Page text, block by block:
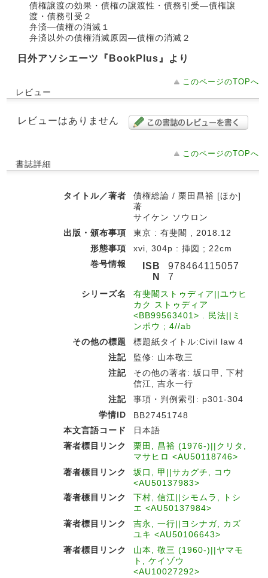
債権譲渡の効果・債権の譲渡性・債務引受―債権譲
渡・債務引受２
弁済―債権の消滅１
弁済以外の債権消滅原因―債権の消滅２
日外アソシエーツ『BookPlus』より
このページのTOPへ
レビュー
レビューはありません
このページのTOPへ
書誌詳細
タイトル／著者
債権総論 / 栗田昌裕 [ほか]
著
サイケン ソウロン
出版・頒布事項
東京 : 有斐閣 , 2018.12
形態事項
xvi, 304p : 挿図 ; 22cm
巻号情報
ISB
N
978464115057
7
シリーズ名
有斐閣ストゥディア||ユウヒ
カク ストゥディア
<BB99563401> . 民法||ミ
ンポウ ; 4//ab
その他の標題
標題紙タイトル:Civil law 4
注記
監修: 山本敬三
注記
その他の著者: 坂口甲, 下村
信江, 吉永一行
注記
事項・判例索引: p301-304
学情ID
BB27451748
本文言語コード
日本語
著者標目リンク
栗田, 昌裕 (1976-)||クリタ,
マサヒロ <AU50118746>
著者標目リンク
坂口, 甲||サカグチ, コウ
<AU50137983>
著者標目リンク
下村, 信江||シモムラ, トシ
エ <AU50137984>
著者標目リンク
吉永, 一行||ヨシナガ, カズ
ユキ <AU50106643>
著者標目リンク
山本, 敬三 (1960-)||ヤマモ
ト, ケイゾウ
<AU10027292>